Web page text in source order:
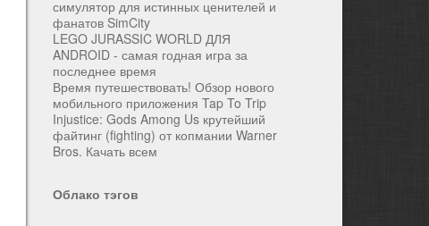
симулятор для истинных ценителей и
фанатов SimCity
LEGO JURASSIC WORLD ДЛЯ
ANDROID - самая годная игра за
последнее время
Время путешествовать! Обзор нового
мобильного приложения Tap To Trip
Injustice: Gods Among Us крутейший
файтинг (fighting) от копмании Warner
Bros. Качать всем
Облако тэгов